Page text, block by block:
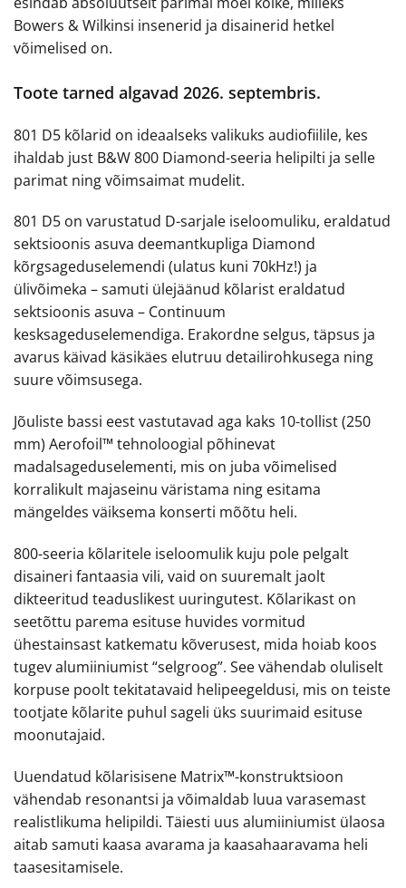
Bowers & Wilkinsi insenerid ja disainerid hetkel
võimelised on.
Toote tarned algavad 2026. septembris.
801 D5 kõlarid on ideaalseks valikuks audiofiilile, kes
ihaldab just B&W 800 Diamond-seeria helipilti ja selle
parimat ning võimsaimat mudelit.
801 D5 on varustatud D-sarjale iseloomuliku, eraldatud
sektsioonis asuva deemantkupliga Diamond
kõrgsageduselemendi (ulatus kuni 70kHz!) ja
ülivõimeka – samuti ülejäänud kõlarist eraldatud
sektsioonis asuva – Continuum
kesksageduselemendiga. Erakordne selgus, täpsus ja
avarus käivad käsikäes elutruu detailirohkusega ning
suure võimsusega.
Jõuliste bassi eest vastutavad aga kaks 10-tollist (250
mm) Aerofoil™ tehnoloogial põhinevat
madalsageduselementi, mis on juba võimelised
korralikult majaseinu väristama ning esitama
mängeldes väiksema konserti mõõtu heli.
800-seeria kõlaritele iseloomulik kuju pole pelgalt
disaineri fantaasia vili, vaid on suuremalt jaolt
dikteeritud teaduslikest uuringutest. Kõlarikast on
seetõttu parema esituse huvides vormitud
ühestainsast katkematu kõverusest, mida hoiab koos
tugev alumiiniumist “selgroog”. See vähendab oluliselt
korpuse poolt tekitatavaid helipeegeldusi, mis on teiste
tootjate kõlarite puhul sageli üks suurimaid esituse
moonutajaid.
Uuendatud kõlarisisene Matrix™-konstruktsioon
vähendab resonantsi ja võimaldab luua varasemast
realistlikuma helipildi. Täiesti uus alumiiniumist ülaosa
aitab samuti kaasa avarama ja kaasahaaravama heli
taasesitamisele.